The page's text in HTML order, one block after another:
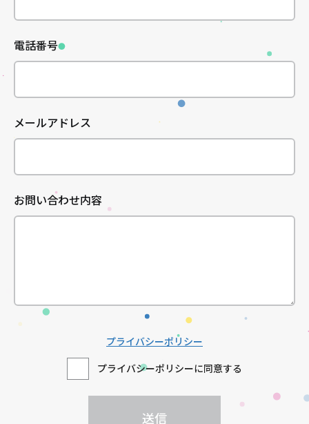
電話番号
メールアドレス
お問い合わせ内容
プライバシーポリシー
プライバシーポリシーに同意する